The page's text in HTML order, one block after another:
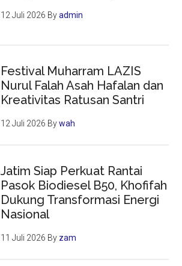
12 Juli 2026 Byadmin
Festival Muharram LAZIS
Nurul Falah Asah Hafalan dan
Kreativitas Ratusan Santri
12 Juli 2026 Bywah
Jatim Siap Perkuat Rantai
Pasok Biodiesel B50, Khofifah
Dukung Transformasi Energi
Nasional
11 Juli 2026 By zam